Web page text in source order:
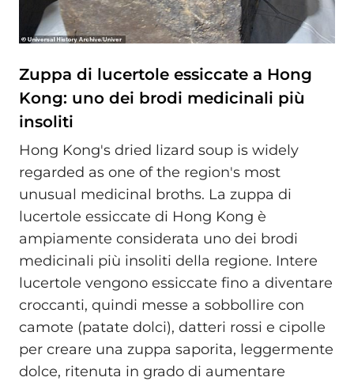
Zuppa di lucertole essiccate a Hong
Kong: uno dei brodi medicinali più
insoliti
Hong Kong's dried lizard soup is widely
regarded as one of the region's most
unusual medicinal broths. La zuppa di
lucertole essiccate di Hong Kong è
ampiamente considerata uno dei brodi
medicinali più insoliti della regione. Intere
lucertole vengono essiccate fino a diventare
croccanti, quindi messe a sobbollire con
camote (patate dolci), datteri rossi e cipolle
per creare una zuppa saporita, leggermente
dolce, ritenuta in grado di aumentare